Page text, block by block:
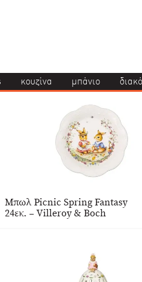
κουζίνα μπάνιο
Μπωλ Picnic Spring Fantasy
24εκ. – Villeroy & Boch